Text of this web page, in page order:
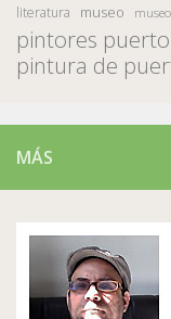
literatura museo
pintores
pintura de
MÁS